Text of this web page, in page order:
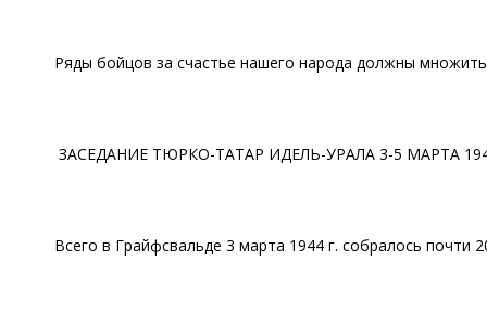
Ряды бойцов за счастье нашего народа должны
ЗАСЕДАНИЕ ТЮРКО-ТАТАР ИДЕЛЬ-УРАЛА 3-5 МАРТА
Всего в Грайфсвальде 3 марта 1944 г. собралось почти